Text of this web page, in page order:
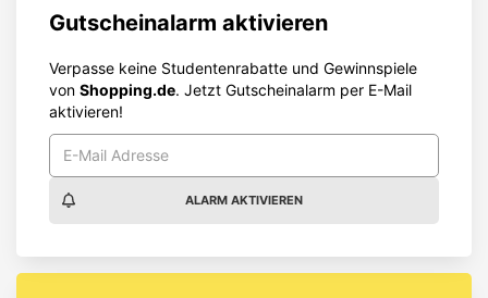
Gutscheinalarm aktivieren
Verpasse keine Studentenrabatte und Gewinnspiele
von Shopping.de. Jetzt Gutscheinalarm per E-Mail
aktivieren!
ALARM AKTIVIEREN